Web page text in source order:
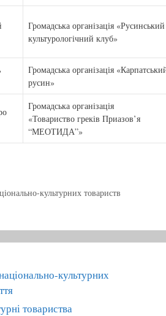
Громадська організація «Русинський
культурологічний клуб»
Громадська організація
русин»
Громадська організація
«Товариство греків Приазов’я
“МЕОТИДА”»
культурних товариств
культурних
товариства